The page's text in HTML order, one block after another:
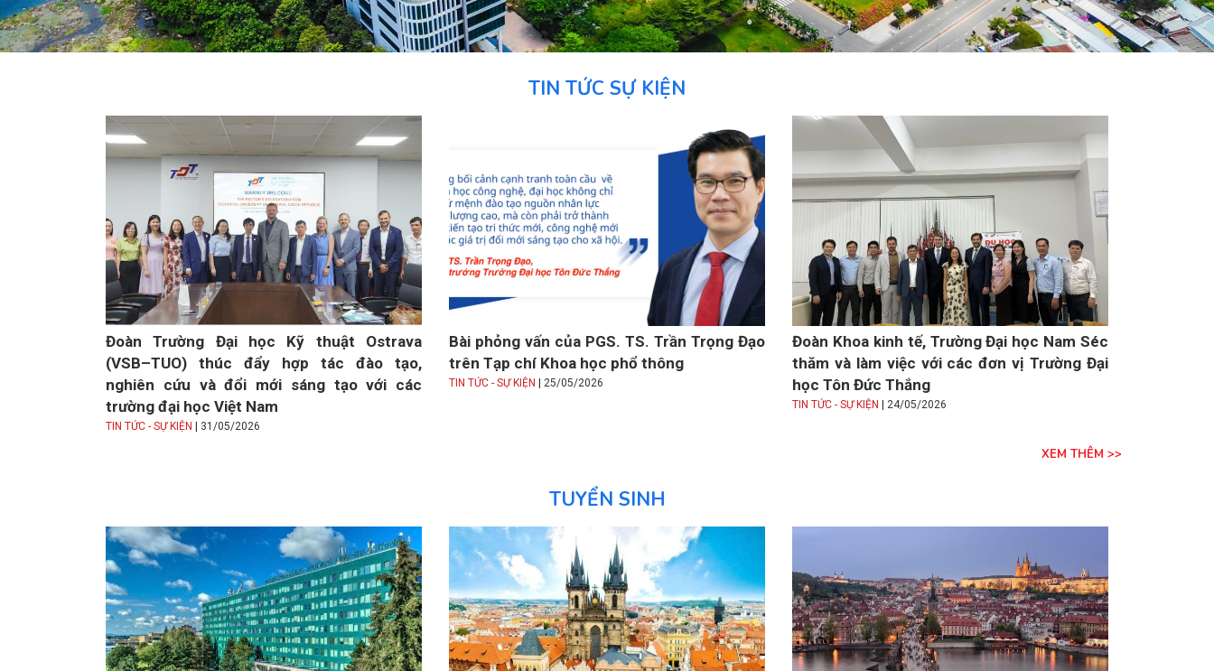
TIN TỨC SỰ KIỆN
Đoàn Trường Đại học Kỹ thuật Ostrava
(VSB–TUO) thúc đẩy hợp tác đào tạo,
nghiên cứu và đổi mới sáng tạo với các
trường đại học Việt Nam
TIN TỨC - SỰ KIỆN | 31/05/2026
Bài phỏng vấn của PGS. TS. Trần Trọng Đạo
trên Tạp chí Khoa học phổ thông
TIN TỨC - SỰ KIỆN | 25/05/2026
Đoàn Khoa kinh tế, Trường Đại học Nam Séc
thăm và làm việc với các đơn vị Trường Đại
học Tôn Đức Thắng
TIN TỨC - SỰ KIỆN | 24/05/2026
XEM THÊM >>
TUYỂN SINH